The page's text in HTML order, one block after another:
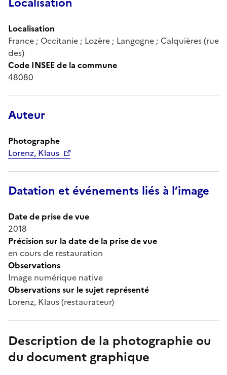
Localisation
France ; Occitanie ; Lozère ; Langogne ; Calquières (rue
des)
Code INSEE de la commune
48080
Auteur
Photographe
Lorenz, Klaus
Datation et événements liés à l’image
Date de prise de vue
2018
Précision sur la date de la prise de vue
en cours de restauration
Observations
Image numérique native
Observations sur le sujet représenté
Lorenz, Klaus (restaurateur)
Description de la photographie ou
du document graphique